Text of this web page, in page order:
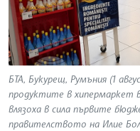
БТА, Букурещ, Румъния (1
продуктите в хипермаркет
влязоха в сила първите
правителството на Илие